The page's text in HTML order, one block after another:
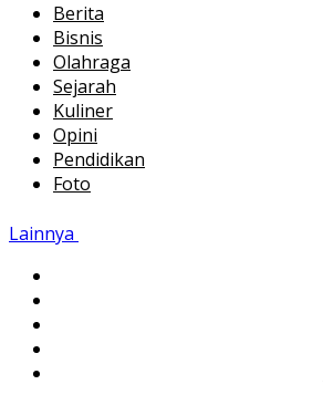
Berita
Bisnis
Olahraga
Sejarah
Kuliner
Opini
Pendidikan
Foto
Lainnya